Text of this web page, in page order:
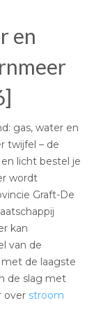
en
gas, water en
twijfel – de
licht bestel je
wordt
Graft-De
kan
van de
de laagste
de slag met
over stroom